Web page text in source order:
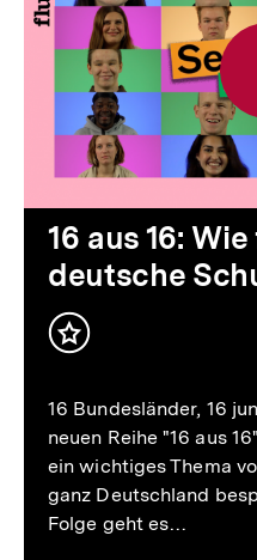
Video
Dauer
16 aus 16:
deutsche
Inhalt
16 Bundesländer, 16
neuen Reihe "16 aus
ein wichtiges Thema
ganz Deutschland
Folge geht es…